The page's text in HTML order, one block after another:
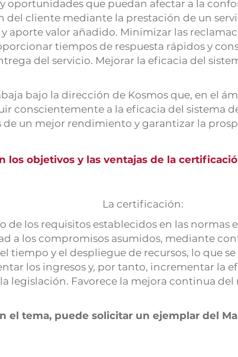
oportunidades que puedan afectar a la
cliente mediante la prestación de un
aporte valor añadido. Minimizar las
tiempos de respuesta rápidos y
del servicio. Mejorar la eficacia del
bajo la dirección de Kosmos que, en el
conscientemente a la eficacia del sistema
de un mejor rendimiento y garantizar la
los objetivos y las ventajas de la
La certificación:
los requisitos establecidos en las normas
a los compromisos asumidos, mediante
tiempo y el despliegue de recursos, lo que
los ingresos y, por tanto, incrementar la
legislación. Favorece la mejora continua
el tema, puede solicitar un ejemplar del